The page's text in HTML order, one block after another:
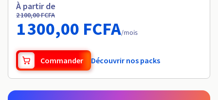
À partir de
2 100,00 FCFA
1 300,00 FCFA/mois
Commander Découvrir nos packs